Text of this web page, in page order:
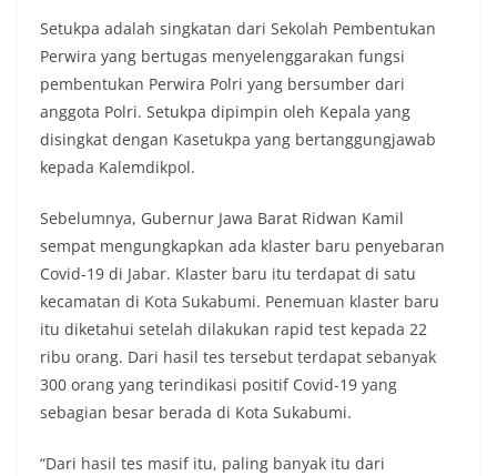
Setukpa adalah singkatan dari Sekolah Pembentukan
Perwira yang bertugas menyelenggarakan fungsi
pembentukan Perwira Polri yang bersumber dari
anggota Polri. Setukpa dipimpin oleh Kepala yang
disingkat dengan Kasetukpa yang bertanggungjawab
kepada Kalemdikpol.
Sebelumnya, Gubernur Jawa Barat Ridwan Kamil
sempat mengungkapkan ada klaster baru penyebaran
Covid-19 di Jabar. Klaster baru itu terdapat di satu
kecamatan di Kota Sukabumi. Penemuan klaster baru
itu diketahui setelah dilakukan rapid test kepada 22
ribu orang. Dari hasil tes tersebut terdapat sebanyak
300 orang yang terindikasi positif Covid-19 yang
sebagian besar berada di Kota Sukabumi.
“Dari hasil tes masif itu, paling banyak itu dari